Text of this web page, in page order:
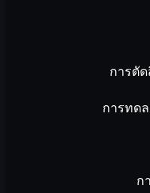
การตั
การทด
ก